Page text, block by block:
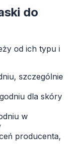
do
od ich typu i
szczególnie
dla skóry
w
producenta,